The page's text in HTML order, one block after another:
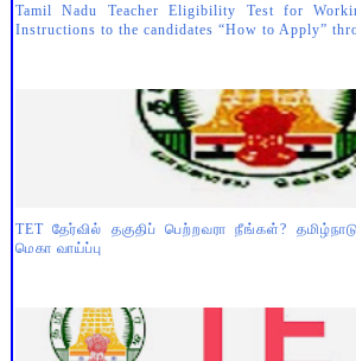
Tamil Nadu Teacher Eligibility Test for
Instructions to the candidates “How to Apply”
TET தேர்வில் தகுதிப் பெற்றவரா நீங்கள்?
மெகா வாய்ப்பு